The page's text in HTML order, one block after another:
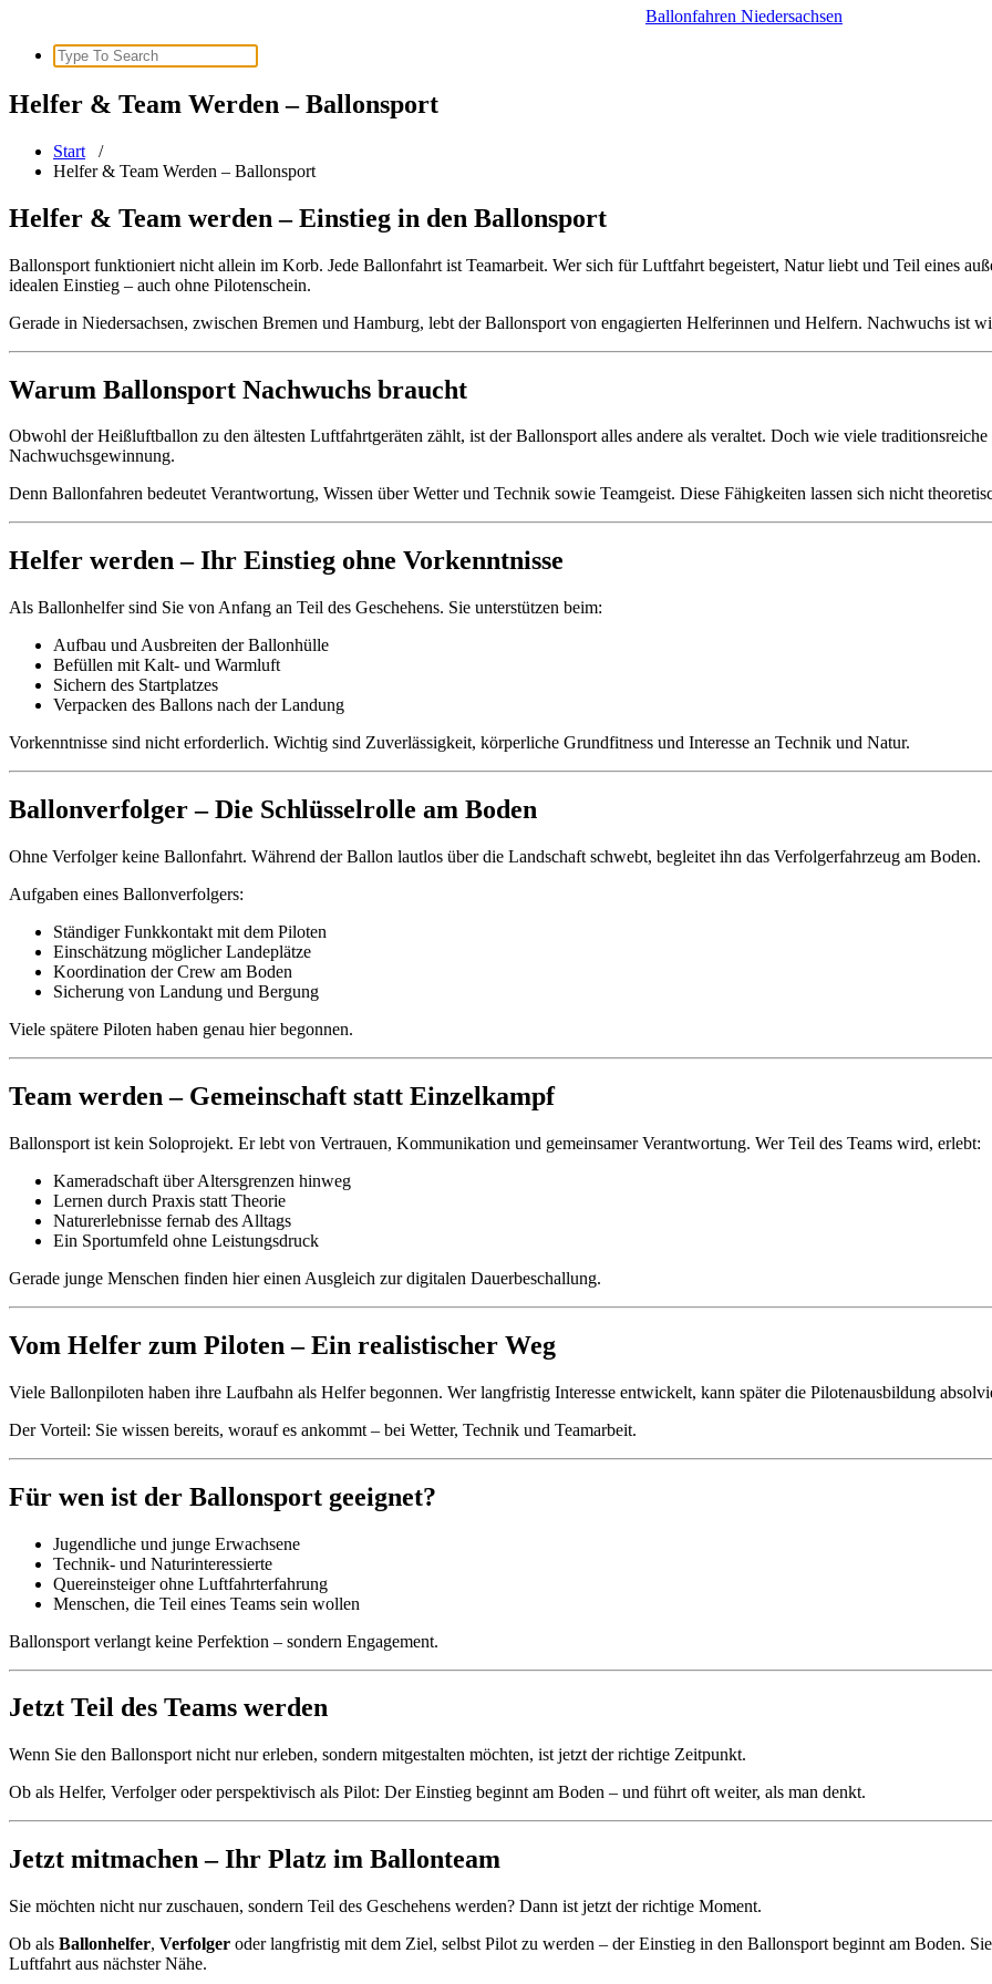
Ballonfahren Niedersachsen
Search
for:
Helfer & Team Werden – Ballonsport
Start /
Helfer & Team Werden – Ballonsport
Helfer & Team werden – Einstieg in den Ballonsport
Ballonsport funktioniert nicht allein im Korb. Jede Ballonfahrt ist Teamarbeit. Wer sich für Luftfahrt begeistert, Natur liebt und Teil eines
idealen Einstieg – auch ohne Pilotenschein.
Gerade in Niedersachsen, zwischen Bremen und Hamburg, lebt der Ballonsport von engagierten Helferinnen und Helfern. Nachwuchs ist
Warum Ballonsport Nachwuchs braucht
Obwohl der Heißluftballon zu den ältesten Luftfahrtgeräten zählt, ist der Ballonsport alles andere als veraltet. Doch wie viele
Nachwuchsgewinnung.
Denn Ballonfahren bedeutet Verantwortung, Wissen über Wetter und Technik sowie Teamgeist. Diese Fähigkeiten lassen sich nicht
Helfer werden – Ihr Einstieg ohne Vorkenntnisse
Als Ballonhelfer sind Sie von Anfang an Teil des Geschehens. Sie unterstützen beim:
Aufbau und Ausbreiten der Ballonhülle
Befüllen mit Kalt- und Warmluft
Sichern des Startplatzes
Verpacken des Ballons nach der Landung
Vorkenntnisse sind nicht erforderlich. Wichtig sind Zuverlässigkeit, körperliche Grundfitness und Interesse an Technik und Natur.
Ballonverfolger – Die Schlüsselrolle am Boden
Ohne Verfolger keine Ballonfahrt. Während der Ballon lautlos über die Landschaft schwebt, begleitet ihn das Verfolgerfahrzeug am Boden.
Aufgaben eines Ballonverfolgers:
Ständiger Funkkontakt mit dem Piloten
Einschätzung möglicher Landeplätze
Koordination der Crew am Boden
Sicherung von Landung und Bergung
Viele spätere Piloten haben genau hier begonnen.
Team werden – Gemeinschaft statt Einzelkampf
Ballonsport ist kein Soloprojekt. Er lebt von Vertrauen, Kommunikation und gemeinsamer Verantwortung. Wer Teil des Teams wird, erlebt:
Kameradschaft über Altersgrenzen hinweg
Lernen durch Praxis statt Theorie
Naturerlebnisse fernab des Alltags
Ein Sportumfeld ohne Leistungsdruck
Gerade junge Menschen finden hier einen Ausgleich zur digitalen Dauerbeschallung.
Vom Helfer zum Piloten – Ein realistischer Weg
Viele Ballonpiloten haben ihre Laufbahn als Helfer begonnen. Wer langfristig Interesse entwickelt, kann später die Pilotenausbildung
Der Vorteil: Sie wissen bereits, worauf es ankommt – bei Wetter, Technik und Teamarbeit.
Für wen ist der Ballonsport geeignet?
Jugendliche und junge Erwachsene
Technik- und Naturinteressierte
Quereinsteiger ohne Luftfahrterfahrung
Menschen, die Teil eines Teams sein wollen
Ballonsport verlangt keine Perfektion – sondern Engagement.
Jetzt Teil des Teams werden
Wenn Sie den Ballonsport nicht nur erleben, sondern mitgestalten möchten, ist jetzt der richtige Zeitpunkt.
Ob als Helfer, Verfolger oder perspektivisch als Pilot: Der Einstieg beginnt am Boden – und führt oft weiter, als man denkt.
Jetzt mitmachen – Ihr Platz im Ballonteam
Sie möchten nicht nur zuschauen, sondern Teil des Geschehens werden? Dann ist jetzt der richtige Moment.
Ob als Ballonhelfer, Verfolger oder langfristig mit dem Ziel, selbst Pilot zu werden – der Einstieg in den Ballonsport beginnt am Boden.
Luftfahrt aus nächster Nähe.